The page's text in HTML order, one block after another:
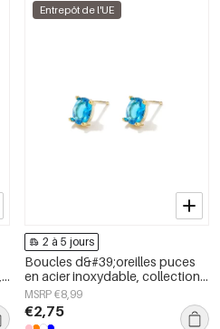
Entrepôt de l'UE
2 à 5 jours
Boucles d&#39;oreilles puces
en acier inoxydable, collection
Simple Daily Simple, bijoux pour
femmes
MSRP €8,99
€2,75